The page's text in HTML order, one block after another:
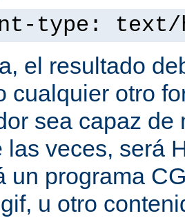
type: text/
el resultado
cualquier otro
sea capaz de
las veces, será
un programa
u otro